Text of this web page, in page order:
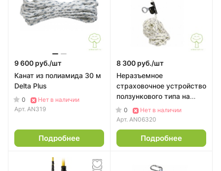
9 600 руб./шт
Канат из полиамида 30 м
Delta Plus
0
Нет в наличии
Арт. AN319
Подробнее
8 300 руб./шт
Неразъемное
страховочное устройство
ползункового типа на
канате 20м Delta Plus
0
Нет в наличии
Арт. AN06320
Подробнее